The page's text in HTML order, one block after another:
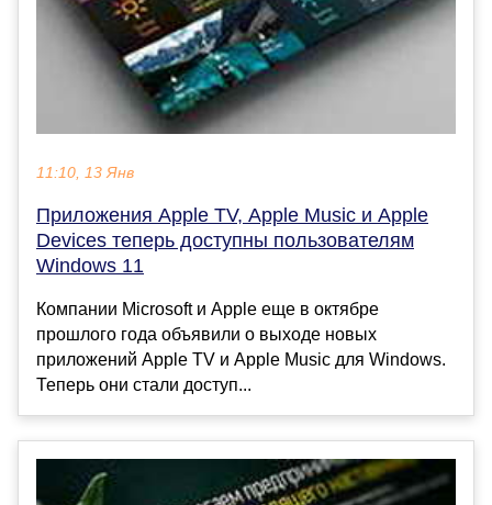
11:10, 13 Янв
Приложения Apple TV, Apple Music и Apple
Devices теперь доступны пользователям
Windows 11
Компании Microsoft и Apple еще в октябре
прошлого года объявили о выходе новых
приложений Apple TV и Apple Music для Windows.
Теперь они стали доступ...